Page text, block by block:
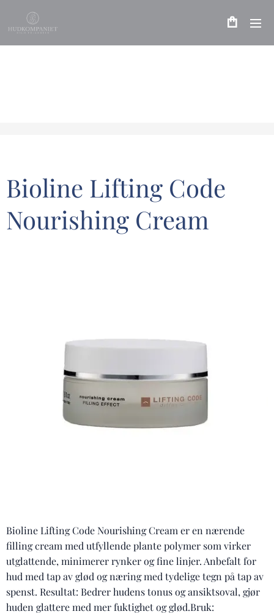
Bioline Lifting Code
Nourishing Cream
Bioline Lifting Code Nourishing Cream er en nærende
filling cream med utfyllende plante polymer som virker
utglattende, minimerer rynker og fine linjer. Anbefalt for
hud med tap av glød og næring med tydelige tegn på tap av
spenst. Resultat: Bedrer hudens tonus og ansiktsoval, gjør
huden glattere med mer fuktighet og glød.Bruk: